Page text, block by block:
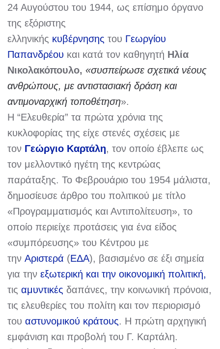
24 Αυγούστου του 1944, ως επίσημο όργανο
της εξόριστης
ελληνικής κυβέρνησης του Γεωργίου
Παπανδρέου και κατά τον καθηγητή Ηλία
Νικολακόπουλο, «συσπείρωσε σχετικά νέους
ανθρώπους, με αντιστασιακή δράση και
αντιμοναρχική τοποθέτηση».
Η “Ελευθερία” τα πρώτα χρόνια της
κυκλοφορίας της είχε στενές σχέσεις με
τον Γεώργιο Καρτάλη, τον οποίο έβλεπε ως
τον μελλοντικό ηγέτη της κεντρώας
παράταξης. Το Φεβρουάριο του 1954 μάλιστα,
δημοσίευσε άρθρο του πολιτικού με τίτλο
«Προγραμματισμός και Αντιπολίτευση», το
οποίο περιείχε προτάσεις για ένα είδος
«συμπόρευσης» του Κέντρου με
την Αριστερά (ΕΔΑ), βασισμένο σε έξι σημεία
για την εξωτερική και την οικονομική πολιτική,
τις αμυντικές δαπάνες, την κοινωνική πρόνοια,
τις ελευθερίες του πολίτη και τον περιορισμό
του αστυνομικού κράτους. Η πρώτη αρχηγική
εμφάνιση και προβολή του Γ. Καρτάλη.